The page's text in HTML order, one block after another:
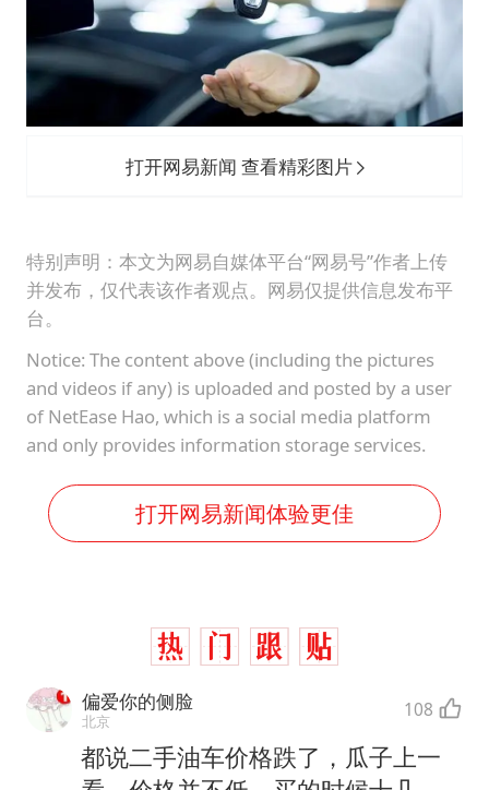
打开网易新闻 查看精彩图片
特别声明：本文为网易自媒体平台“网易号”作者上传
并发布，仅代表该作者观点。网易仅提供信息发布平
台。
Notice: The content above (including the pictures
and videos if any) is uploaded and posted by a user
of NetEase Hao, which is a social media platform
and only provides information storage services.
打开网易新闻体验更佳
偏爱你的侧脸
北京 108
都说二手油车价格跌了，瓜子上一